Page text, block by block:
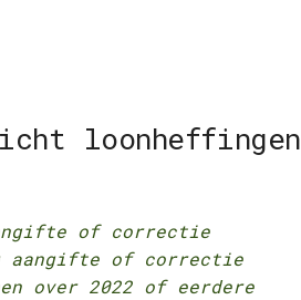
loonheffingen
of correctie
aangifte of correctie
over 2022 of eerdere